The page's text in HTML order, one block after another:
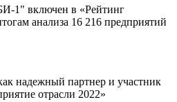
включен в «Рейтинг
анализа 16 216 предприятий
надежный партнер и участник
отрасли 2022»